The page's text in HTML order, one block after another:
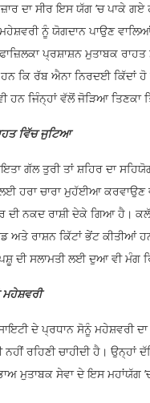
ਦਾ ਸੀਰ ਇਸ ਯੱਗ ’ਚ ਪਾਕੇ
ਨੂੰ ਯੋਗਦਾਨ ਪਾਉਣ
ਪ੍ਰਸ਼ਾਸ਼ਨ ਮੁਤਾਬਕ
ਕਿ ਰੱਬ ਐਨਾ ਨਿਰਦਈ ਕਿੱਦਾਂ
ਹਨ ਜਿੰਨ੍ਹਾਂ ਵੱਲੋਂ ਜੋੜਿਆ ਤਿਣਕਾ
ਵਿੱਚ ਜੁਟਿਆ
ਗੱਲ ਤੁਰੀ ਤਾਂ ਸ਼ਹਿਰ ਦਾ
ਹਰਾ ਚਾਰਾ ਮੁਹੱਈਆ ਕਰਵਾਉਣ
ਦੀ ਨਕਦ ਰਾਸ਼ੀ ਦੇਕੇ ਗਿਆ ਹੈ।
ਅਤੇ ਰਾਸ਼ਨ ਕਿੱਟਾਂ ਭੇਂਟ ਕੀਤੀਆਂ
ਦੀ ਸਲਾਮਤੀ ਲਈ ਦੁਆ ਵੀ ਮੰਗ
ਦੇ ਪ੍ਰਧਾਨ ਸੋਨੂੰ ਮਹੇਸ਼ਵਰੀ
ਨਹੀਂ ਰਹਿਣੀ ਚਾਹੀਦੀ ਹੈ।
ਮੁਤਾਬਕ ਸੇਵਾ ਦੇ ਇਸ